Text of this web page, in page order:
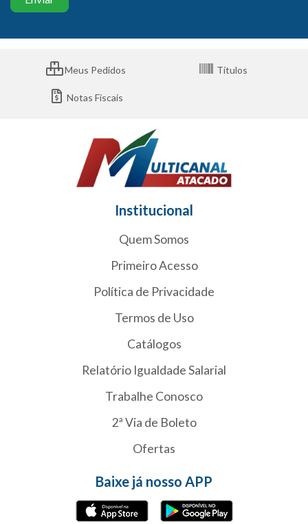
Meus Pedidos Títulos
Notas Fiscais
Institucional
Quem Somos
Primeiro Acesso
Política de Privacidade
Termos de Uso
Catálogos
Relatório Igualdade Salarial
Trabalhe Conosco
2ª Via de Boleto
Ofertas
Baixe já nosso APP